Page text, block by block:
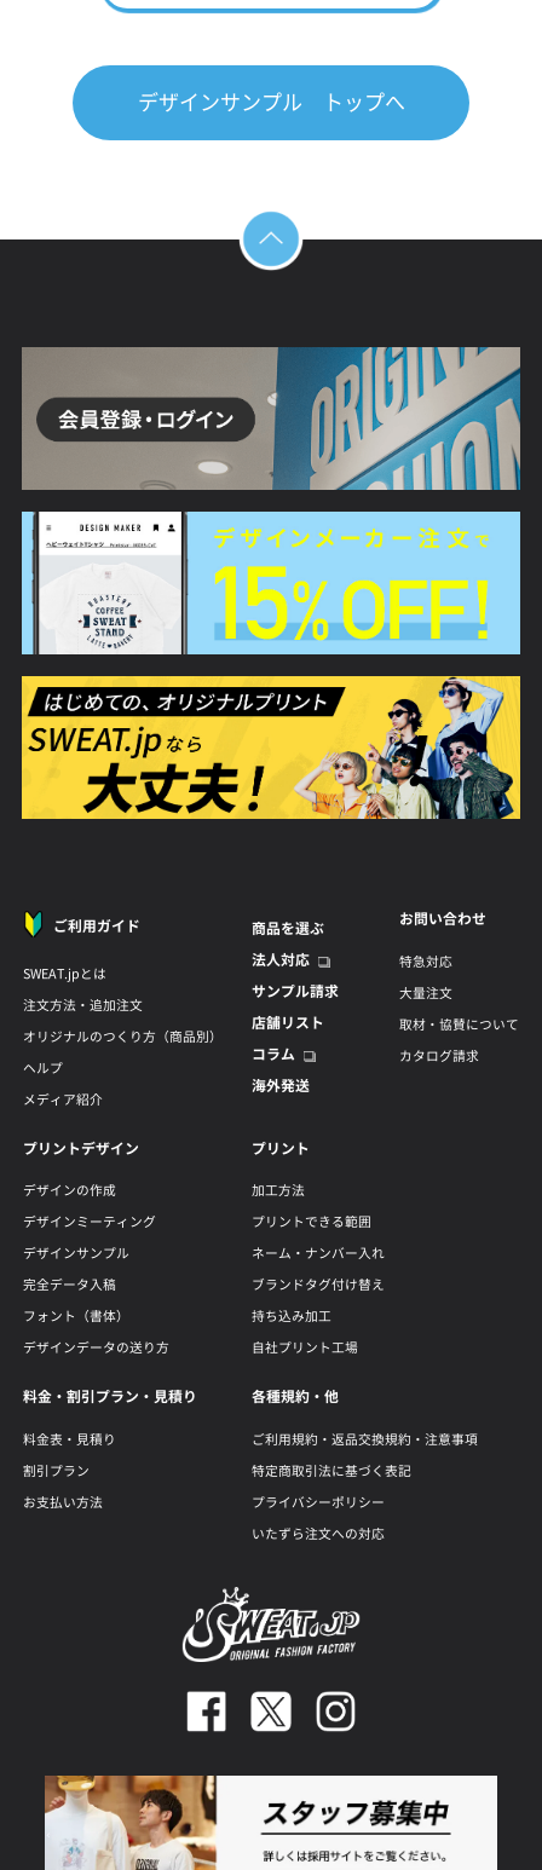
デザインサンプル トップへ
ご利用ガイド
SWEAT.jpとは
注文方法・追加注文
オリジナルのつくり方（商品別）
ヘルプ
メディア紹介
商品を選ぶ
法人対応
サンプル請求
店舗リスト
コラム
海外発送
お問い合わせ
特急対応
大量注文
取材・協賛について
カタログ請求
プリントデザイン
デザインの作成
デザインミーティング
デザインサンプル
完全データ入稿
フォント（書体）
デザインデータの送り方
プリント
加工方法
プリントできる範囲
ネーム・ナンバー入れ
ブランドタグ付け替え
持ち込み加工
自社プリント工場
料金・割引プラン・見積り
料金表・見積り
割引プラン
お支払い方法
各種規約・他
ご利用規約・返品交換規約・注意事項
特定商取引法に基づく表記
プライバシーポリシー
いたずら注文への対応